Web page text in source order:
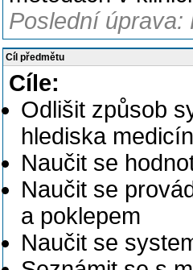
Poslední úprava:
Cíl předmětu
Cíle:
Odlišit způsob
hlediska
Naučit se
Naučit se
a poklepem
Naučit se